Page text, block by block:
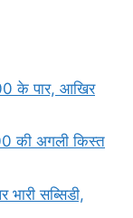
के पार, आखिर
की अगली किस्त
भारी सब्सिडी,